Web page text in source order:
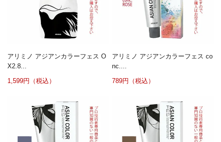
アリミノ アジアンカラーフェス O
X2.8...
1,599円（税込）
アリミノ アジアンカラーフェス co
nc....
789円（税込）